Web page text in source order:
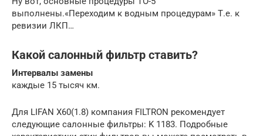
выполнены.«Переходим к водным процедурам» Т.е. к
ревизии ЛКП…
Какой салонный фильтр ставить?
Интервалы замены
каждые 15 тысяч км.
Для LIFAN X60(1.8) компания FILTRON рекомендует
следующие салонные фильтры: K 1183. Подробные